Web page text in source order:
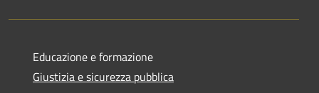
Educazione e formazione
Giustizia e sicurezza pubblica